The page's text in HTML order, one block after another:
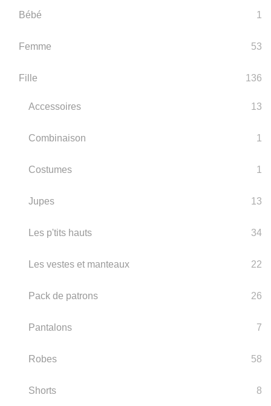
Bébé 1
Femme 53
Fille 136
Accessoires 13
Combinaison 1
Costumes 1
Jupes 13
Les p'tits hauts 34
Les vestes et manteaux 22
Pack de patrons 26
Pantalons 7
Robes 58
Shorts 8